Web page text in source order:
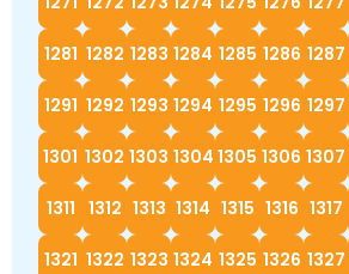
1281 1282 1283 1284 1285 1286 1287
1291 1292 1293 1294 1295 1296 1297
1301 1302 1303 1304 1305 1306 1307
1311 1312 1313 1314 1315 1316 1317
1321 1322 1323 1324 1325 1326 1327